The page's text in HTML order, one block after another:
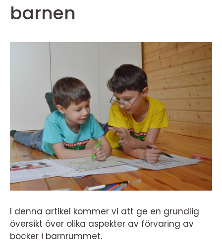
barnen
I denna artikel kommer vi att ge en grundlig
översikt över olika aspekter av förvaring av
böcker i barnrummet.